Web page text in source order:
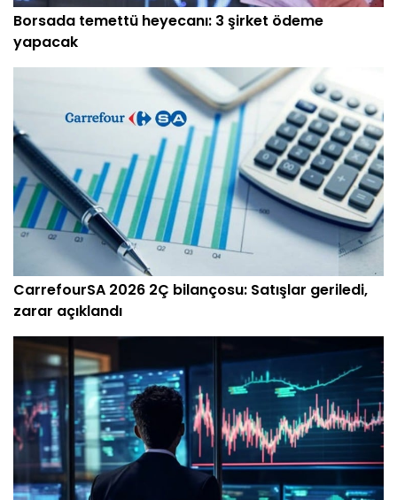
Borsada temettü heyecanı: 3 şirket ödeme
yapacak
CarrefourSA 2026 2Ç bilançosu: Satışlar geriledi,
zarar açıklandı